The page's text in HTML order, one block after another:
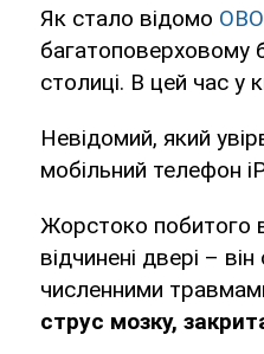
Як стало відомо
багатоповерховому
столиці. В цей час у
Невідомий, який
мобільний телефон
Жорстоко побитого
відчинені двері –
численними
струс мозку,